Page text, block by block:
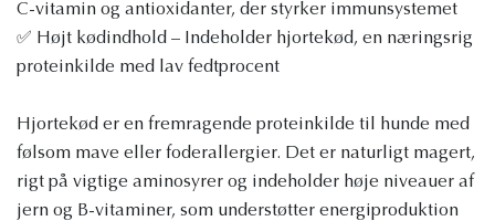
C-vitamin og antioxidanter, der styrker immunsystemet
✅ Højt kødindhold – Indeholder hjortekød, en næringsrig
proteinkilde med lav fedtprocent
Hjortekød er en fremragende proteinkilde til hunde med
følsom mave eller foderallergier. Det er naturligt magert,
rigt på vigtige aminosyrer og indeholder høje niveauer af
jern og B-vitaminer, som understøtter energiproduktion